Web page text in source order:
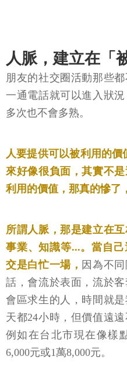
人脈，建立在「
朋友的社交圈活動那些
一通電話就可以進入狀
多次也不會多熟。
人要提供可以被利用的
來好像很負面，其實不
利用的價值，那真的慘了
所謂人脈，那是建立在
事業、知識等...。當自
交是白忙一場， 因為不
話，會流於表面，流於
會區求生的人，時間就
天都24小時，但價值遠
例如在台北市現在像樣
6,000元或1萬8,000元。